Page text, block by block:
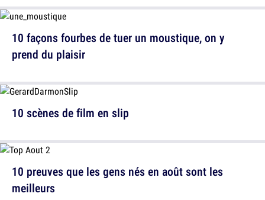
10 façons fourbes de tuer un moustique, on y
prend du plaisir
10 preuves que les gens nés en août sont les
meilleurs
10 scènes de film en slip